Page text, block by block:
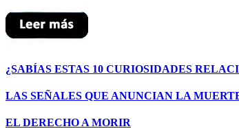
¿SABÍAS ESTAS 10 CURIOSIDADES
LAS SEÑALES QUE ANUNCIAN LA
EL DERECHO A MORIR